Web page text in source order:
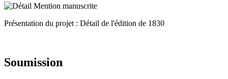
Présentation du projet : Détail de l'édition de 1830
Soumission